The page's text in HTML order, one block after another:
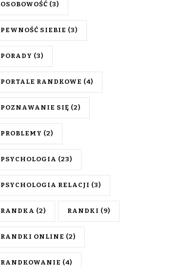
OSOBOWOŚĆ (3)
PEWNOŚĆ SIEBIE (3)
PORADY (3)
PORTALE RANDKOWE (4)
POZNAWANIE SIĘ (2)
PROBLEMY (2)
PSYCHOLOGIA (23)
PSYCHOLOGIA RELACJI (3)
RANDKA (2) RANDKI (9)
RANDKI ONLINE (2)
RANDKOWANIE (4)